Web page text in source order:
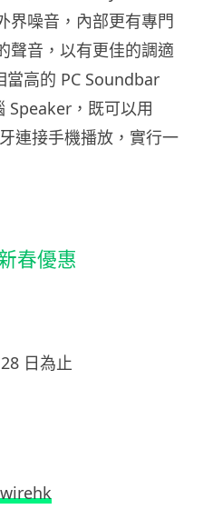
界噪音，內部更有專門
聲音，以有更佳的調適
當高的 PC Soundbar
Speaker，既可以用
連接手機播放，實行一
春優惠
日為止